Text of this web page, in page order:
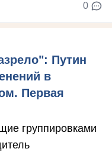
0
Путин
в
Первая
группировками